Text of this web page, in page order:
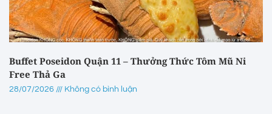
Buffet Poseidon Quận 11 – Thưởng Thức Tôm Mũ Ni
Free Thả Ga
28/07/2026 Không có bình luận